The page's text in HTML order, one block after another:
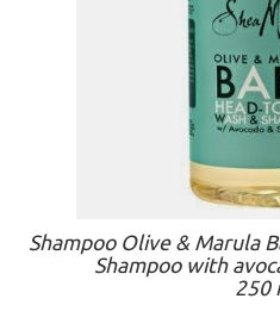
Shampoo Olive & Marula
Shampoo with
250